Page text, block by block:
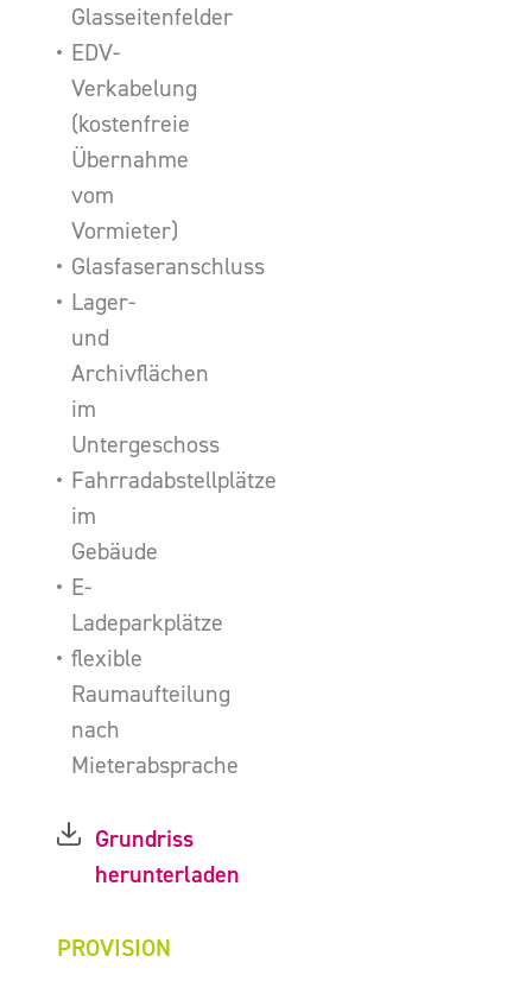
Glasseitenfelder
EDV-
Verkabelung
(kostenfreie
Übernahme
vom
Vormieter)
Glasfaseranschluss
Lager-
und
Archivflächen
im
Untergeschoss
Fahrradabstellplätze
im
Gebäude
E-
Ladeparkplätze
flexible
Raumaufteilung
nach
Mieterabsprache
Grundriss
herunterladen
PROVISION